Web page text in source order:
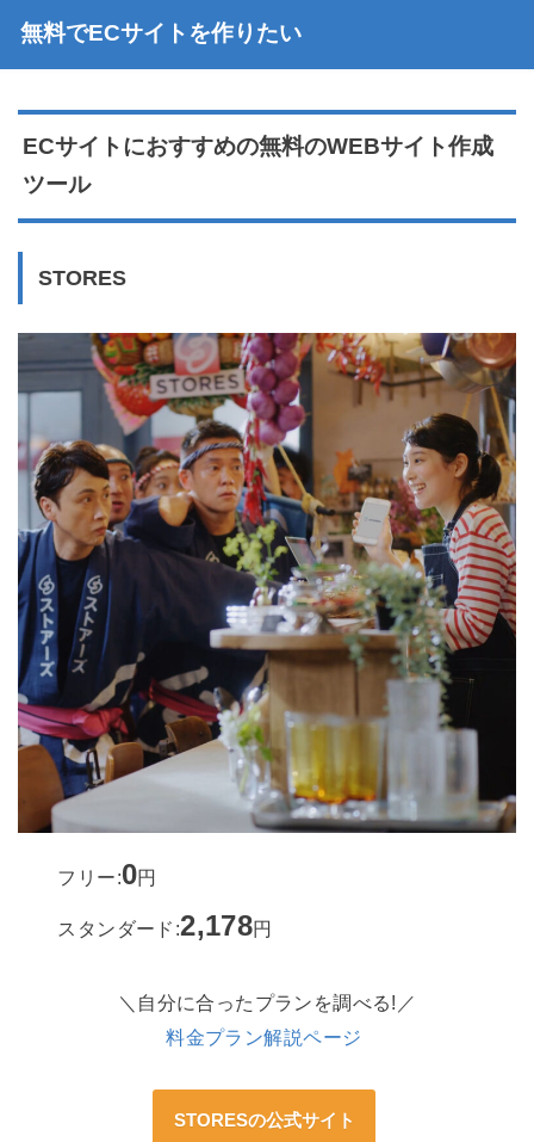
無料でECサイトを作りたい
ECサイトにおすすめの無料のWEBサイト作成
ツール
STORES
フリー:0円
スタンダード:2,178円
＼自分に合ったプランを調べる!／
料金プラン解説ページ
STORESの公式サイト